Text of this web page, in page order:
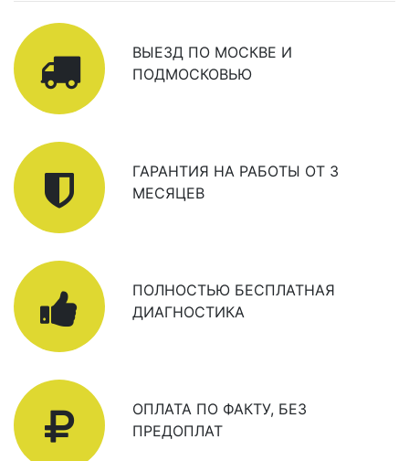
ВЫЕЗД ПО МОСКВЕ И
ПОДМОСКОВЬЮ
ГАРАНТИЯ НА РАБОТЫ ОТ 3
МЕСЯЦЕВ
ПОЛНОСТЬЮ БЕСПЛАТНАЯ
ДИАГНОСТИКА
ОПЛАТА ПО ФАКТУ, БЕЗ
ПРЕДОПЛАТ